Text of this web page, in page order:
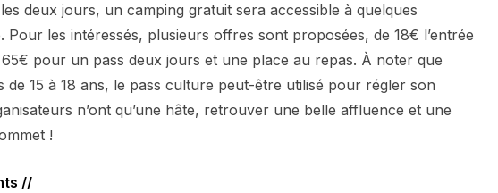
deux jours, un camping gratuit sera accessible à quelques
Pour les intéressés, plusieurs offres sont proposées, de 18€ l’entrée
pour un pass deux jours et une place au repas. À noter que
de 15 à 18 ans, le pass culture peut-être utilisé pour régler son
n’ont qu’une hâte, retrouver une belle affluence et une
!
//